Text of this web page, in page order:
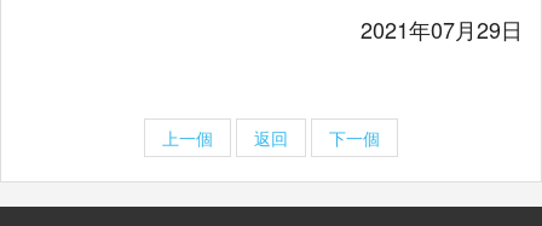
2021年07月29日
上一個 返回 下一個